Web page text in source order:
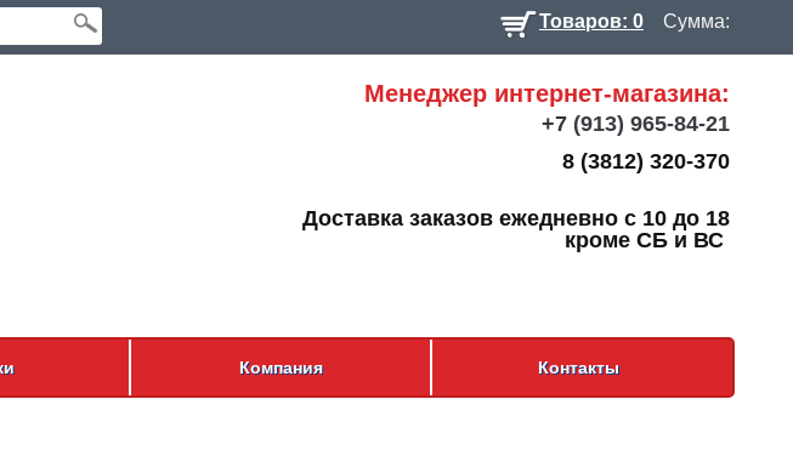
Товаров: 0 Сумма:
Менеджер интернет-магазина:
+7 (913) 965-84-21
8 (3812) 320-370
Доставка заказов ежедневно с 10 до 18
кроме СБ и ВС
Компания Контакты